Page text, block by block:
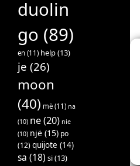
duolin
go (89)
en (11) help(13)
je (26)
moon
(40) më (11) na
(10) ne(20) nie
(10) një (15) po
(12)quijote (14)
sa (18) si(13)